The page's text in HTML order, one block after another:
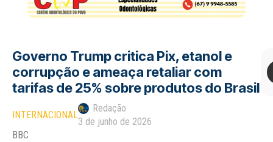
Governo Trump critica Pix, etanol e
corrupção e ameaça retaliar com
tarifas de 25% sobre produtos do Brasil
INTERNACIONAL
Redação
3 de junho de 2026
BBC